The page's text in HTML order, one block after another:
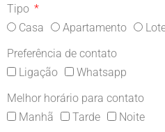
Tipo
Casa
Apartamento
Preferência de contato
Ligação
Whatsapp
Melhor horário para contato
Manhã
Tarde
Noite